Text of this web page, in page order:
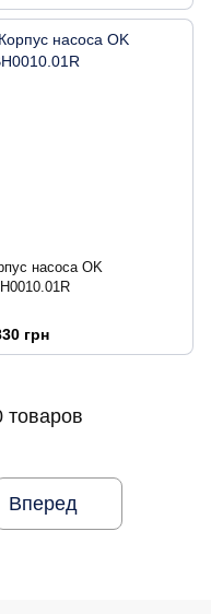
насоса OK
грн
товаров
Вперед